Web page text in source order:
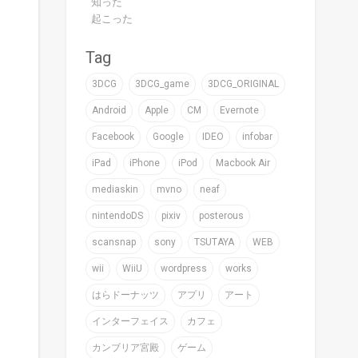
起こった
Tag
3DCG 3DCG_game 3DCG_ORIGINAL
Android Apple CM Evernote
Facebook Google IDEO infobar
iPad iPhone iPod Macbook Air
mediaskin mvno neaf
nintendoDS pixiv posterous
scansnap sony TSUTAYA WEB
wii WiiU wordpress works
はらドーナッツ アプリ アート
インターフェイス カフェ
カンブリア宮殿 ゲーム